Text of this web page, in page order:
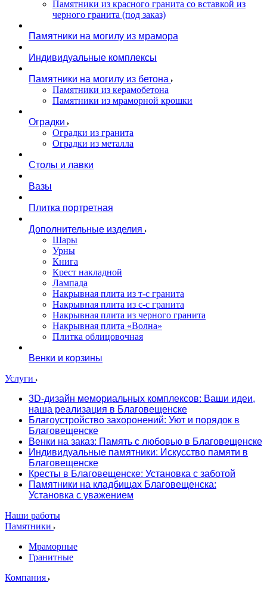
Памятники из красного гранита со вставкой из
черного гранита (под заказ)
Памятники на могилу из мрамора
Индивидуальные комплексы
Памятники на могилу из бетона
Памятники из керамобетона
Памятники из мраморной крошки
Оградки
Оградки из гранита
Оградки из металла
Столы и лавки
Вазы
Плитка портретная
Дополнительные изделия
Шары
Урны
Книга
Крест накладной
Лампада
Накрывная плита из т-с гранита
Накрывная плита из с-с гранита
Накрывная плита из черного гранита
Накрывная плита «Волна»
Плитка облицовочная
Венки и корзины
Услуги
3D-дизайн мемориальных комплексов: Ваши идеи,
наша реализация в Благовещенске
Благоустройство захоронений: Уют и порядок в
Благовещенске
Венки на заказ: Память с любовью в Благовещенске
Индивидуальные памятники: Искусство памяти в
Благовещенске
Кресты в Благовещенске: Установка с заботой
Памятники на кладбищах Благовещенска:
Установка с уважением
Наши работы
Памятники
Мраморные
Гранитные
Компания